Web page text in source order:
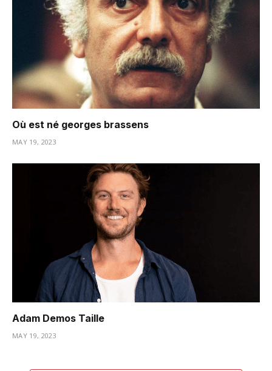
Où est né georges brassens
MAY 19, 2023
Adam Demos Taille
MAY 19, 2023